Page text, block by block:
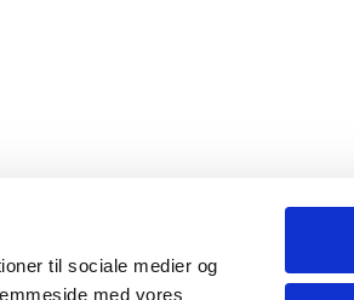
til sociale medier og
med vores